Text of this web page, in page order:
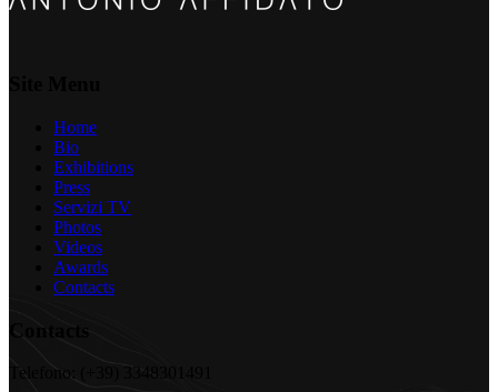
Home
Bio
Exhibitions
Press
Servizi TV
Photos
Videos
Awards
Contacts
Contacts
Telefono: (+39) 3348301491